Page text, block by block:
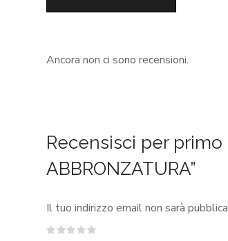
Ancora non ci sono recensioni.
Recensisci per primo
ABBRONZATURA”
Il tuo indirizzo email non sarà